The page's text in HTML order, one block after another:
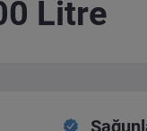
Litre